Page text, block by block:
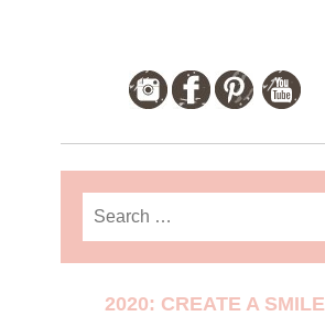
2020: CREATE A SMILE